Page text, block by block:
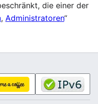
die einer der
, Administratoren“